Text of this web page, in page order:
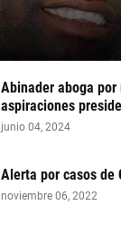
Abinader aboga por
aspiraciones
junio 04, 2024
Alerta por casos de
noviembre 06, 2022